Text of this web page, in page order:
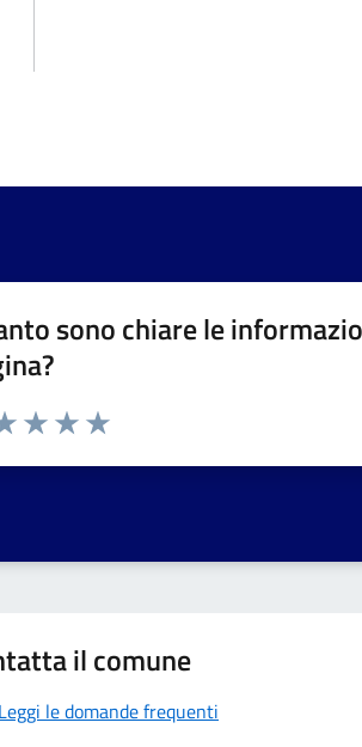
sono chiare le
1 a 5 stelle la pagina
il comune
Leggi le domande frequenti